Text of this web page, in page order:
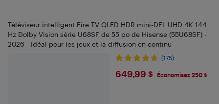
Téléviseur intelligent Fire TV QLED HDR mini-DEL UHD 4K 144
Hz Dolby Vision série U68SF de 55 po de Hisense (55U68SF) -
2026 - Idéal pour les jeux et la diffusion en continu
(175)
$649.99
649,99 $ Économisez 250 $